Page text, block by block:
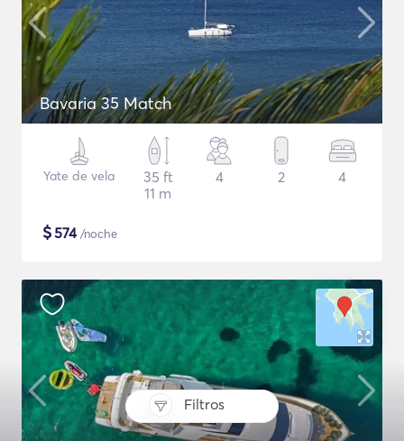
Filtros
Bavaria 35 Match
Yate de vela
35 ft
11 m
4 2 4
$574/noche